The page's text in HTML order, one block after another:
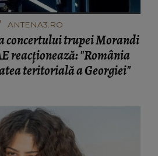
ANTENA3.RO
concertului trupei Morandi
reacționează: "România
teritorială a Georgiei"